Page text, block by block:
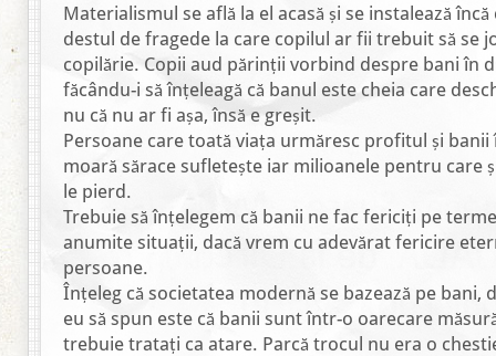
Materialismul se află la el acasă și se instalează
destul de fragede la care copilul ar fii trebuit să se
copilărie. Copii aud părinții vorbind despre bani în
făcându-i să înțeleagă că banul este cheia care
nu că nu ar fi așa, însă e greșit.
Persoane care toată viața urmăresc profitul și banii
moară sărace sufletește iar milioanele pentru care
le pierd.
Trebuie să înțelegem că banii ne fac fericiți pe
anumite situații, dacă vrem cu adevărat fericire
persoane.
Înțeleg că societatea modernă se bazează pe bani,
eu să spun este că banii sunt într-o oarecare
trebuie tratați ca atare. Parcă trocul nu era o